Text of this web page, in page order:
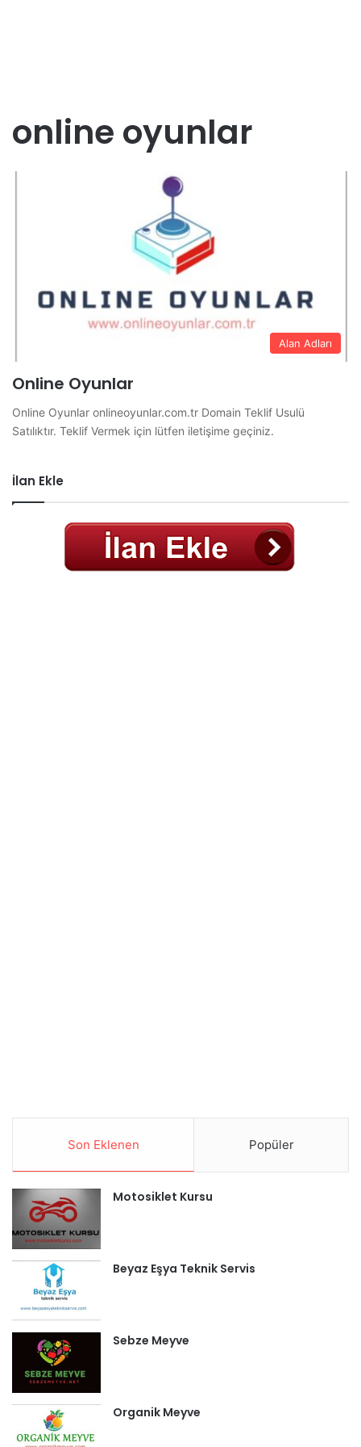
online oyunlar
Alan Adları
Online Oyunlar
Online Oyunlar onlineoyunlar.com.tr Domain Teklif Usulü
Satılıktır. Teklif Vermek için lütfen iletişime geçiniz.
İlan Ekle
Son Eklenen Popüler
Motosiklet Kursu
Beyaz Eşya Teknik Servis
Sebze Meyve
Organik Meyve